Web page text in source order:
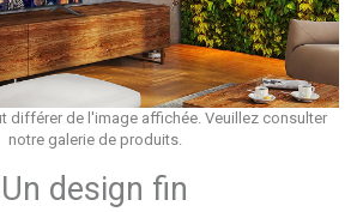
différer de l'image affichée. Veuillez consulter
notre galerie de produits.
Un design fin